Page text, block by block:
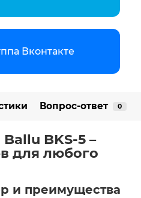
Вконтакте
Вопрос-ответ 0
BKS-5 –
для любого
и преимущества